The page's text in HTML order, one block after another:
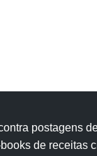
postagens
de receitas